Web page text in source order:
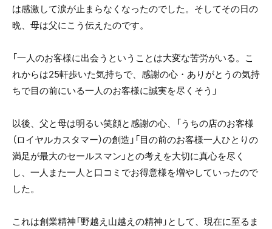
は感激して涙が止まらなくなったのでした。そしてその日の
晩、母は父にこう伝えたのです。
「一人のお客様に出会うということは大変な苦労がいる。こ
れからは25軒歩いた気持ちで、感謝の心・ありがとうの気持
ちで目の前にいる一人のお客様に誠実を尽くそう」
以後、父と母は明るい笑顔と感謝の心、「うちの店のお客様
（ロイヤルカスタマー）の創造」「目の前のお客様一人ひとりの
満足が最大のセールスマン」との考えを大切に真心を尽く
し、一人また一人と口コミでお得意様を増やしていったので
した。
これは創業精神「野越え山越えの精神」として、現在に至るま